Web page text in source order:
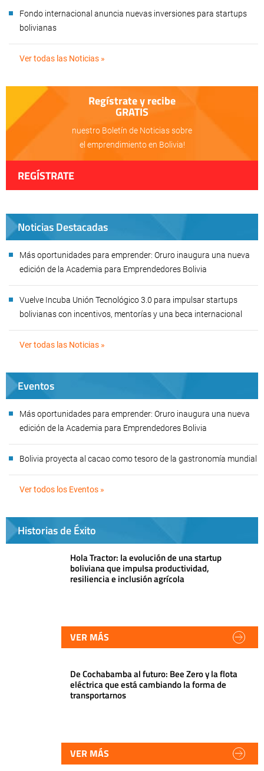
Fondo internacional anuncia nuevas inversiones para startups
bolivianas
Ver todas las Noticias »
Regístrate y recibe
GRATIS
nuestro Boletín de Noticias sobre
el emprendimiento en Bolivia!
REGÍSTRATE
Noticias Destacadas
Más oportunidades para emprender: Oruro inaugura una nueva
edición de la Academia para Emprendedores Bolivia
Vuelve Incuba Unión Tecnológico 3.0 para impulsar startups
bolivianas con incentivos, mentorías y una beca internacional
Ver todas las Noticias »
Eventos
Más oportunidades para emprender: Oruro inaugura una nueva
edición de la Academia para Emprendedores Bolivia
Bolivia proyecta al cacao como tesoro de la gastronomía mundial
Ver todos los Eventos »
Historias de Éxito
Hola Tractor: la evolución de una startup
boliviana que impulsa productividad,
resiliencia e inclusión agrícola
VER MÁS
De Cochabamba al futuro: Bee Zero y la flota
eléctrica que está cambiando la forma de
transportarnos
VER MÁS